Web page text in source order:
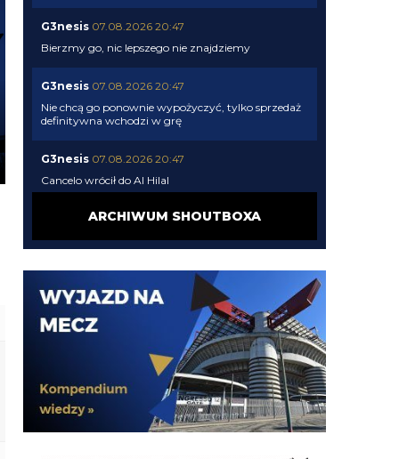
G3nesis 07.08.2026 20:47
Bierzmy go, nic lepszego nie znajdziemy
G3nesis 07.08.2026 20:47
Nie chcą go ponownie wypożyczyć, tylko sprzedaż
definitywna wchodzi w grę
G3nesis 07.08.2026 20:47
Cancelo wrócił do Al Hilal
Nerazzurro90 07.08.2026 19:42
Botmon publicznie czci zmarlego bandyte
piscitelliego brak slow obraz nedzy i rozpaczy
G3nesis 07.08.2026 19:15
Jak tam Adriano, co słychać
07.08.2026 19:15
FENDI_SOSA
07.08.2026 18:56
Adriano ty already dead a nie forever he xd
ARCHIWUM SHOUTBOXA